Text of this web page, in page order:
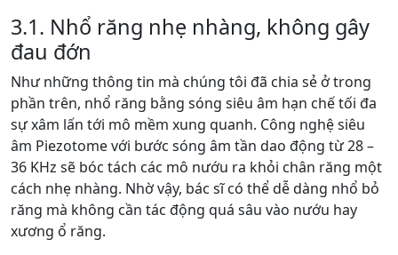
3.1. Nhổ răng nhẹ nhàng, không gây
đau đớn
Như những thông tin mà chúng tôi đã chia sẻ ở trong
phần trên, nhổ răng bằng sóng siêu âm hạn chế tối đa
sự xâm lấn tới mô mềm xung quanh. Công nghệ siêu
âm Piezotome với bước sóng âm tần dao động từ 28 –
36 KHz sẽ bóc tách các mô nướu ra khỏi chân răng một
cách nhẹ nhàng. Nhờ vậy, bác sĩ có thể dễ dàng nhổ bỏ
răng mà không cần tác động quá sâu vào nướu hay
xương ổ răng.